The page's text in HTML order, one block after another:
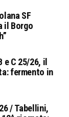
SF
il Borgo
e C 25/26, il
fermento in
/ Tabellini,